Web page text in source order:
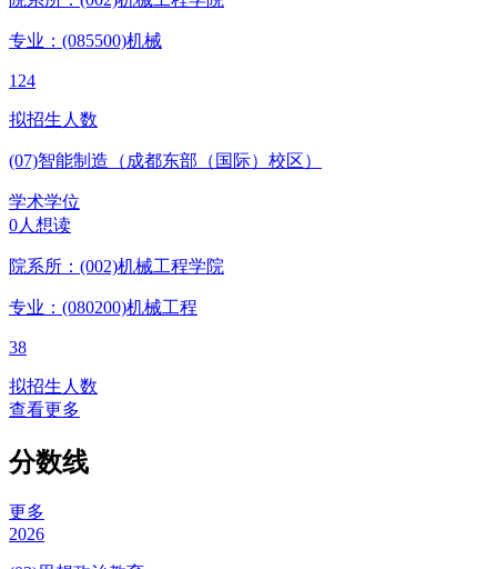
专业：(085500)机械
124
拟招生人数
(07)智能制造（成都东部（国际）校区）
学术学位
0人想读
院系所：(002)机械工程学院
专业：(080200)机械工程
38
拟招生人数
查看更多
分数线
更多
2026